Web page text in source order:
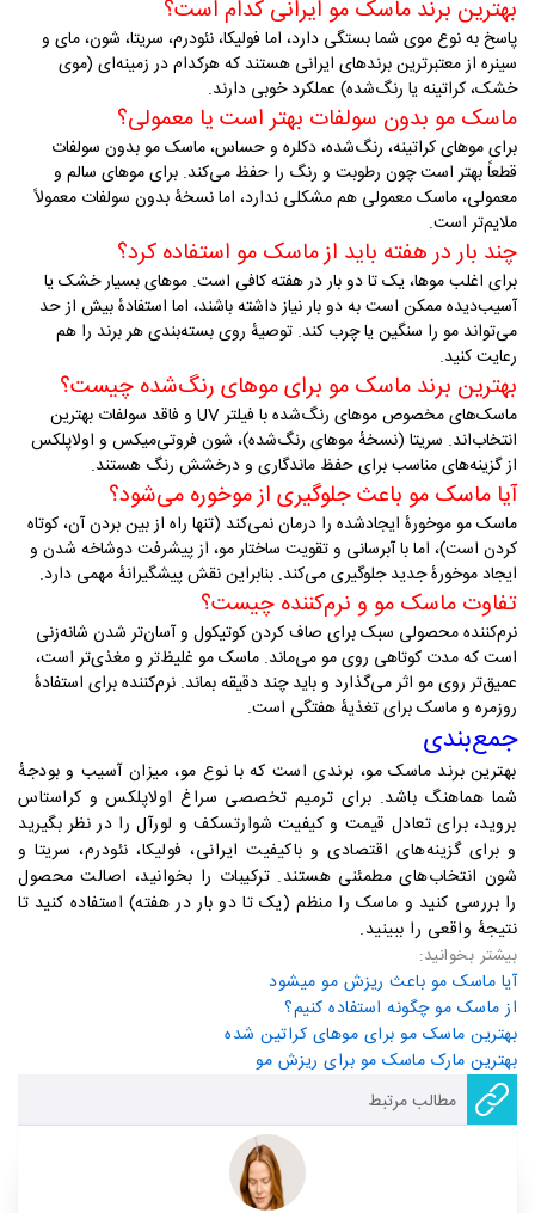
بهترین برند ماسک مو ایرانی کدام است؟
پاسخ به نوع موی شما بستگی دارد، اما فولیکا، نئودرم، سریتا، شون، مای و
سینره از معتبرترین برندهای ایرانی هستند که هرکدام در زمینه‌ای (موی
خشک، کراتینه یا رنگ‌شده) عملکرد خوبی دارند.
ماسک مو بدون سولفات بهتر است یا معمولی؟
برای موهای کراتینه، رنگ‌شده، دکلره و حساس، ماسک مو بدون سولفات
قطعاً بهتر است چون رطوبت و رنگ را حفظ می‌کند. برای موهای سالم و
معمولی، ماسک معمولی هم مشکلی ندارد، اما نسخهٔ بدون سولفات معمولاً
ملایم‌تر است.
چند بار در هفته باید از ماسک مو استفاده کرد؟
برای اغلب موها، یک تا دو بار در هفته کافی است. موهای بسیار خشک یا
آسیب‌دیده ممکن است به دو بار نیاز داشته باشند، اما استفادهٔ بیش از حد
می‌تواند مو را سنگین یا چرب کند. توصیهٔ روی بسته‌بندی هر برند را هم
رعایت کنید.
بهترین برند ماسک مو برای موهای رنگ‌شده چیست؟
ماسک‌های مخصوص موهای رنگ‌شده با فیلترUV و فاقد سولفات بهترین
انتخاب‌اند. سریتا (نسخهٔ موهای رنگ‌شده)، شون فروتی‌میکس و اولاپلکس
از گزینه‌های مناسب برای حفظ ماندگاری و درخشش رنگ هستند.
آیا ماسک مو باعث جلوگیری از موخوره می‌شود؟
ماسک مو موخورهٔ ایجادشده را درمان نمی‌کند (تنها راه از بین بردن آن، کوتاه
کردن است)، اما با آبرسانی و تقویت ساختار مو، از پیشرفت دوشاخه شدن و
ایجاد موخورهٔ جدید جلوگیری می‌کند. بنابراین نقش پیشگیرانهٔ مهمی دارد.
تفاوت ماسک مو و نرم‌کننده چیست؟
نرم‌کننده محصولی سبک برای صاف کردن کوتیکول و آسان‌تر شدن شانه‌زنی
است که مدت کوتاهی روی مو می‌ماند. ماسک مو غلیظ‌تر و مغذی‌تر است،
عمیق‌تر روی مو اثر می‌گذارد و باید چند دقیقه بماند. نرم‌کننده برای استفادهٔ
روزمره و ماسک برای تغذیهٔ هفتگی است.
جمع‌بندی
بهترین برند ماسک مو، برندی است که با نوع مو، میزان آسیب و بودجهٔ
شما هماهنگ باشد. برای ترمیم تخصصی سراغ اولاپلکس و کراستاس
بروید، برای تعادل قیمت و کیفیت شوارتسکف و لورآل را در نظر بگیرید
و برای گزینه‌های اقتصادی و باکیفیت ایرانی، فولیکا، نئودرم، سریتا و
شون انتخاب‌های مطمئنی هستند. ترکیبات را بخوانید، اصالت محصول
را بررسی کنید و ماسک را منظم (یک تا دو بار در هفته) استفاده کنید تا
نتیجهٔ واقعی را ببینید.
بیشتر بخوانید:
آیا ماسک مو باعث ریزش مو میشود
از ماسک مو چگونه استفاده کنیم؟
بهترین ماسک مو برای موهای کراتین شده
بهترین مارک ماسک مو برای ریزش مو
مطالب مرتبط